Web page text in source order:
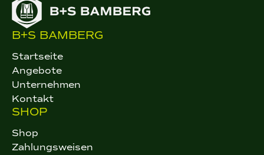
B+S BAMBERG
Startseite
Angebote
Unternehmen
Kontakt
SHOP
Shop
Zahlungsweisen